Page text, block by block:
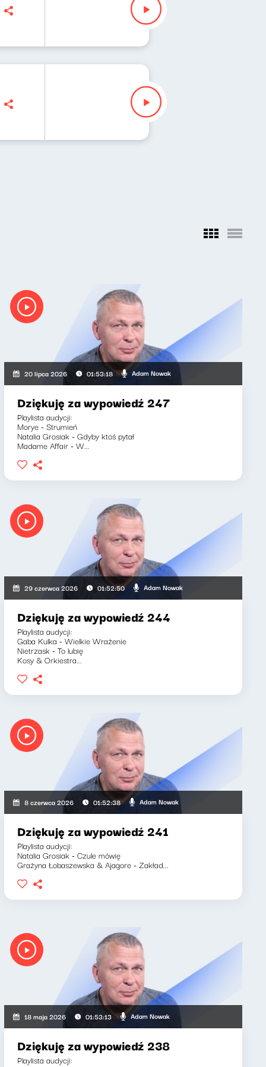
20 lipca 2026 01:53:18 Adam Nowak
Dziękuję za wypowiedź 247
Playlista audycji:
Morye - Strumień
Natalia Grosiak - Gdyby ktoś pytał
Madame Affair - W...
29 czerwca 2026 01:52:50 Adam Nowak
Dziękuję za wypowiedź 244
Playlista audycji:
Gaba Kulka - Wielkie Wrażenie
Nietrzask - To lubię
Kosy & Orkiestra...
8 czerwca 2026 01:52:38 Adam Nowak
Dziękuję za wypowiedź 241
Playlista audycji:
Natalia Grosiak - Czule mówię
Grażyna Łobaszewska & Ajagore - Zakład...
18 maja 2026 01:53:13 Adam Nowak
Dziękuję za wypowiedź 238
Playlista audycji: